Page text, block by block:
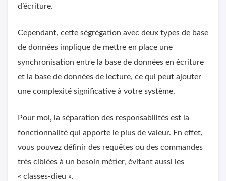
d’écriture.
Cependant, cette ségrégation avec deux types de base
de données implique de mettre en place une
synchronisation entre la base de données en écriture
et la base de données de lecture, ce qui peut ajouter
une complexité significative à votre système.
Pour moi, la séparation des responsabilités est la
fonctionnalité qui apporte le plus de valeur. En effet,
vous pouvez définir des requêtes ou des commandes
très ciblées à un besoin métier, évitant aussi les
« classes-dieu ».